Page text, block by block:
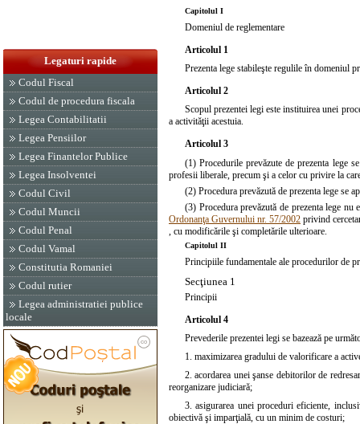
Legaturi rapide
Codul Fiscal
Codul de procedura fiscala
Legea Contabilitatii
Legea Pensiilor
Legea Finantelor Publice
Legea Insolventei
Codul Civil
Codul Muncii
Codul Penal
Codul Vamal
Constitutia Romaniei
Codul rutier
Legea administratiei publice
locale
Capitolul I
Domeniul de reglementare
Articolul 1
Prezenta lege stabileşte regulile în domeniul
Articolul 2
Scopul prezentei legi este instituirea unei
a activităţii acestuia.
Articolul 3
(1) Procedurile prevăzute de prezenta lege
profesii liberale, precum şi a celor cu privire la
(2) Procedura prevăzută de prezenta lege se
(3) Procedura prevăzută de prezenta lege
Ordonanţa Guvernului nr. 57/2002 privind
, cu modificările şi completările ulterioare.
Capitolul II
Principiile fundamentale ale procedurilor de
Secţiunea 1
Principii
Articolul 4
Prevederile prezentei legi se bazează pe
1. maximizarea gradului de valorificare a
2. acordarea unei şanse debitorilor de
reorganizare judiciară;
3. asigurarea unei proceduri eficiente,
obiectivă şi imparţială, cu un minim de costuri;